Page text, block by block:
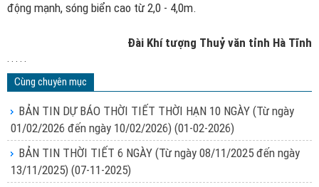
động mạnh, sóng biển cao từ 2,0 - 4,0m.
Đài Khí tượng Thuỷ văn tỉnh Hà Tĩnh
. . . . .
Cùng chuyên mục
BẢN TIN DỰ BÁO THỜI TIẾT THỜI HẠN 10 NGÀY (Từ ngày
01/02/2026 đến ngày 10/02/2026) (01-02-2026)
BẢN TIN THỜI TIẾT 6 NGÀY (Từ ngày 08/11/2025 đến ngày
13/11/2025) (07-11-2025)